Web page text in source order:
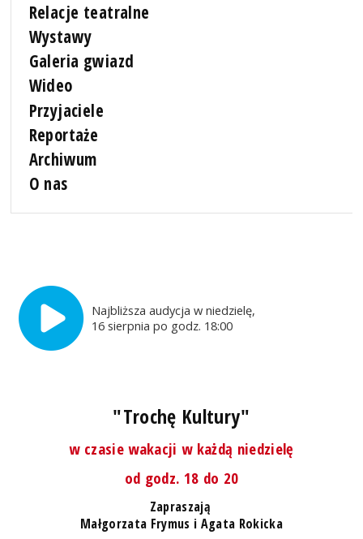
Relacje teatralne
Wystawy
Galeria gwiazd
Wideo
Przyjaciele
Reportaże
Archiwum
O nas
Najbliższa audycja w niedzielę,
16 sierpnia po godz. 18:00
"Trochę Kultury"
w czasie wakacji w każdą niedzielę
od godz. 18 do 20
Zapraszają
Małgorzata Frymus i Agata Rokicka